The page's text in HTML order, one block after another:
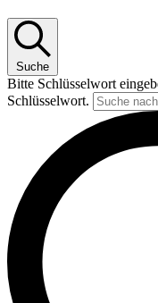
Suche
Bitte Schlüsselwort
Schlüsselwort.